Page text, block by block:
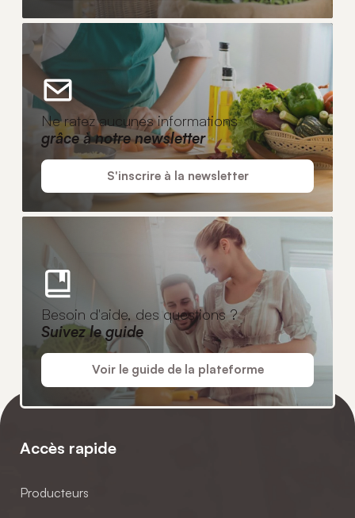
Ne ratez aucunes informations
grâce à notre newsletter
S'inscrire à la newsletter
Besoin d'aide, des questions ?
Suivez le guide
Voir le guide de la plateforme
Accès rapide
Producteurs